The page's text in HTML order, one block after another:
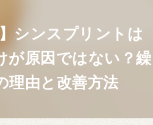
シンスプリントは
が原因ではない？繰
理由と改善方法